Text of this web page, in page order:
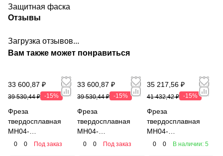
Защитная фаска
Отзывы
Загрузка отзывов...
Вам также может понравиться
33 600,87 ₽
39 530,44 ₽ -15%
Фреза
твердосплавная
MH04-
P1600A16M35R10N-
0 0 Под заказ
33 600,87 ₽
39 530,44 ₽ -15%
Фреза
твердосплавная
MH04-
P1600A16M35R20N-
0 0 Под заказ
35 217,56 ₽
41 432,42 ₽ -15%
Фреза
твердосплавная
MH04-
P1600A16M45EN-EL
0 0 В наличии: 5